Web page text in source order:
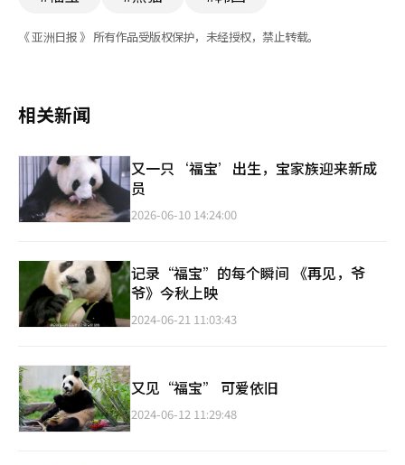
《 亚洲日报 》 所有作品受版权保护，未经授权，禁止转载。
相关新闻
又一只‘福宝’出生，宝家族迎来新成
员
2026-06-10 14:24:00
记录“福宝”的每个瞬间 《再见，爷
爷》今秋上映
2024-06-21 11:03:43
又见“福宝” 可爱依旧
2024-06-12 11:29:48